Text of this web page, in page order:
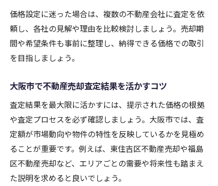
価格設定に迷った場合は、複数の不動産会社に査定を依
頼し、各社の見解や理由を比較検討しましょう。売却期
間や希望条件も事前に整理し、納得できる価格での取引
を目指しましょう。
大阪市で不動産売却査定結果を活かすコツ
査定結果を最大限に活かすには、提示された価格の根拠
や査定プロセスを必ず確認しましょう。大阪市では、査
定額が市場動向や物件の特性を反映しているかを見極め
ることが重要です。例えば、東住吉区不動産売却や福島
区不動産売却など、エリアごとの需要や将来性も踏まえ
た説明を求めると良いでしょう。